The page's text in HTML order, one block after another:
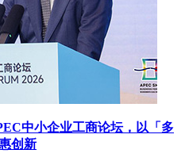
中小企业工商论坛，以「多
创新